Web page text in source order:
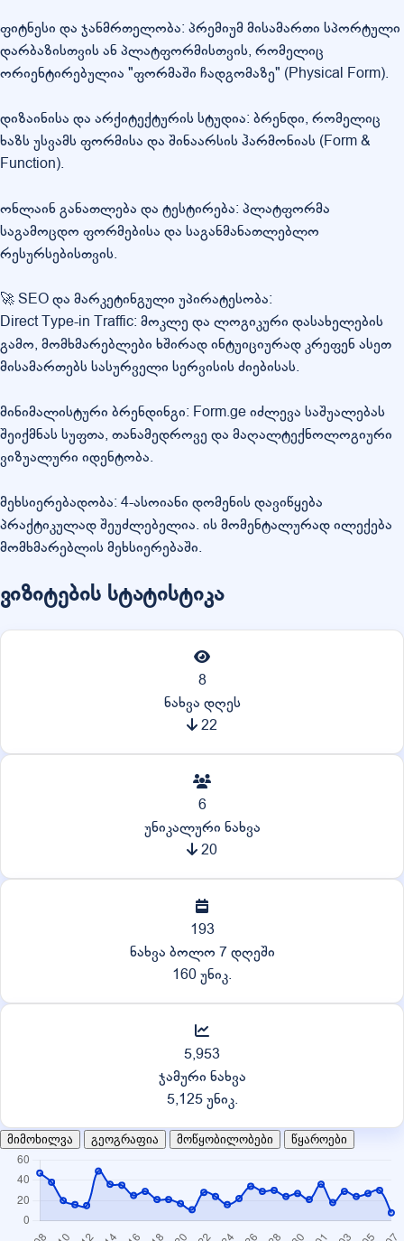
ფიტნესი და ჯანმრთელობა: პრემიუმ მისამართი სპორტული
დარბაზისთვის ან პლატფორმისთვის, რომელიც
ორიენტირებულია "ფორმაში ჩადგომაზე" (Physical Form).
დიზაინისა და არქიტექტურის სტუდია: ბრენდი, რომელიც
ხაზს უსვამს ფორმისა და შინაარსის ჰარმონიას (Form &
Function).
ონლაინ განათლება და ტესტირება: პლატფორმა
საგამოცდო ფორმებისა და საგანმანათლებლო
რესურსებისთვის.
🚀 SEO და მარკეტინგული უპირატესობა:
Direct Type-in Traffic: მოკლე და ლოგიკური დასახელების
გამო, მომხმარებლები ხშირად ინტუიციურად კრეფენ ასეთ
მისამართებს სასურველი სერვისის ძიებისას.
მინიმალისტური ბრენდინგი: Form.ge იძლევა საშუალებას
შეიქმნას სუფთა, თანამედროვე და მაღალტექნოლოგიური
ვიზუალური იდენტობა.
მეხსიერებადობა: 4-ასოიანი დომენის დავიწყება
პრაქტიკულად შეუძლებელია. ის მომენტალურად ილექება
მომხმარებლის მეხსიერებაში.
ვიზიტების სტატისტიკა
8
ნახვა დღეს
22
6
უნიკალური ნახვა
20
193
ნახვა ბოლო 7 დღეში
160 უნიკ.
5,953
ჯამური ნახვა
5,125 უნიკ.
მიმოხილვა გეოგრაფია მოწყობილობები წყაროები